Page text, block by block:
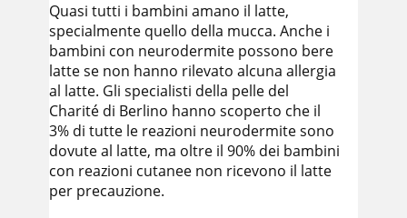
Quasi tutti i bambini amano il latte,
specialmente quello della mucca. Anche i
bambini con neurodermite possono bere
latte se non hanno rilevato alcuna allergia
al latte. Gli specialisti della pelle del
Charité di Berlino hanno scoperto che il
3% di tutte le reazioni neurodermite sono
dovute al latte, ma oltre il 90% dei bambini
con reazioni cutanee non ricevono il latte
per precauzione.